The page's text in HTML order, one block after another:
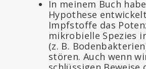
In meinem Buch
Hypothese
Impfstoffe das
mikrobielle Spezies
(z. B.
stören. Auch wenn